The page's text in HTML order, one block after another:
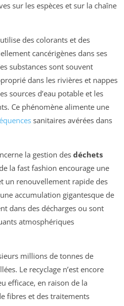
sur les espèces et sur la chaîne
des colorants et des
cancérigènes dans ses
substances sont souvent
dans les rivières et nappes
sources d’eau potable et les
Ce phénomène alimente une
sanitaires avérées dans
la gestion des déchets
la fast fashion encourage une
un renouvellement rapide des
accumulation gigantesque de
dans des décharges ou sont
atmosphériques
millions de tonnes de
Le recyclage n’est encore
efficace, en raison de la
fibres et des traitements